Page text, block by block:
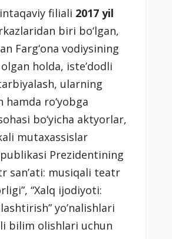
filiali 2017 yil
biri bo‘lgan,
Farg‘ona vodiysining
holda, iste’dodli
ularning
ro‘yobga
bo‘yicha aktyorlar,
mutaxassislar
Prezidentining
san’ati: musiqali teatr
“Xalq ijodiyoti:
yo’nalishlari
bilim olishlari uchun